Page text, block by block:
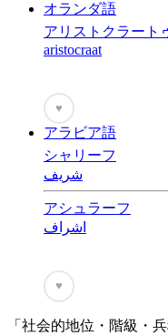
オランダ語
アリストクラート
aristocraat
♥
アラビア語
シャリーフ
شريف
アシュラーフ
اشراف
♥
「社会的地位・階級・